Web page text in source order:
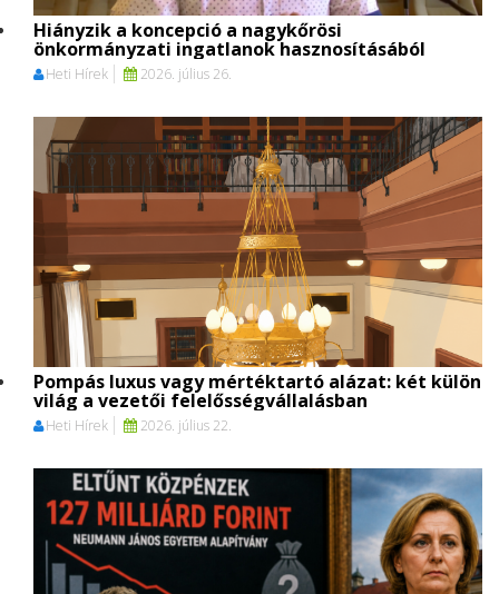
Hiányzik a koncepció a nagykőrösi
önkormányzati ingatlanok hasznosításából
Heti Hírek 2026. július 26.
Pompás luxus vagy mértéktartó alázat: két külön
világ a vezetői felelősségvállalásban
Heti Hírek 2026. július 22.